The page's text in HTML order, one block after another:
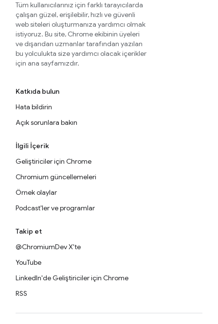
Tüm kullanıcılarınız için farklı tarayıcılarda
çalışan güzel, erişilebilir, hızlı ve güvenli
web siteleri oluşturmanıza yardımcı olmak
istiyoruz. Bu site, Chrome ekibinin üyeleri
ve dışarıdan uzmanlar tarafından yazılan
bu yolculukta size yardımcı olacak içerikler
için ana sayfamızdır.
Katkıda bulun
Hata bildirin
Açık sorunlara bakın
İlgili İçerik
Geliştiriciler için Chrome
Chromium güncellemeleri
Örnek olaylar
Podcast'ler ve programlar
Takip et
@ChromiumDev X'te
YouTube
LinkedIn'de Geliştiriciler için Chrome
RSS